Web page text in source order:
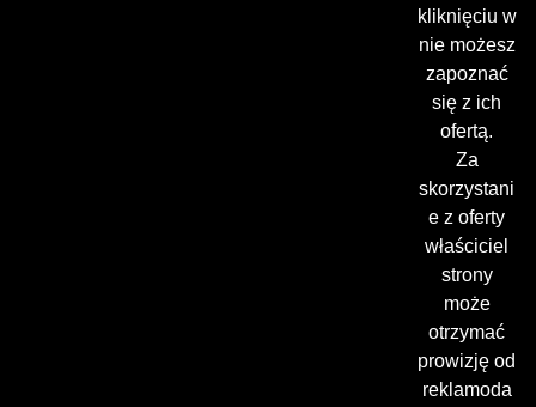
kliknięciu w
nie możesz
zapoznać
się z ich
ofertą.
Za
skorzystani
e z oferty
właściciel
strony
może
otrzymać
prowizję od
reklamoda